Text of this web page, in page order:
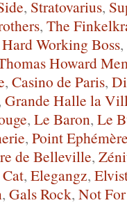
, Stratovarius,
, The
Working Boss,
Howard
, Casino de Paris,
Grande Halle la
, Le Baron, Le
, Point
de Belleville,
, Elegangz,
, Gals Rock, Not